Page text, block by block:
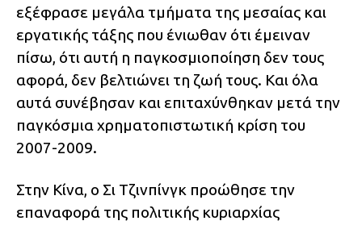
εξέφρασε μεγάλα τμήματα της μεσαίας και
εργατικής τάξης που ένιωθαν ότι έμειναν
πίσω, ότι αυτή η παγκοσμιοποίηση δεν τους
αφορά, δεν βελτιώνει τη ζωή τους. Και όλα
αυτά συνέβησαν και επιταχύνθηκαν μετά την
παγκόσμια χρηματοπιστωτική κρίση του
2007-2009.
Στην Κίνα, ο Σι Τζινπίνγκ προώθησε την
επαναφορά της πολιτικής κυριαρχίας